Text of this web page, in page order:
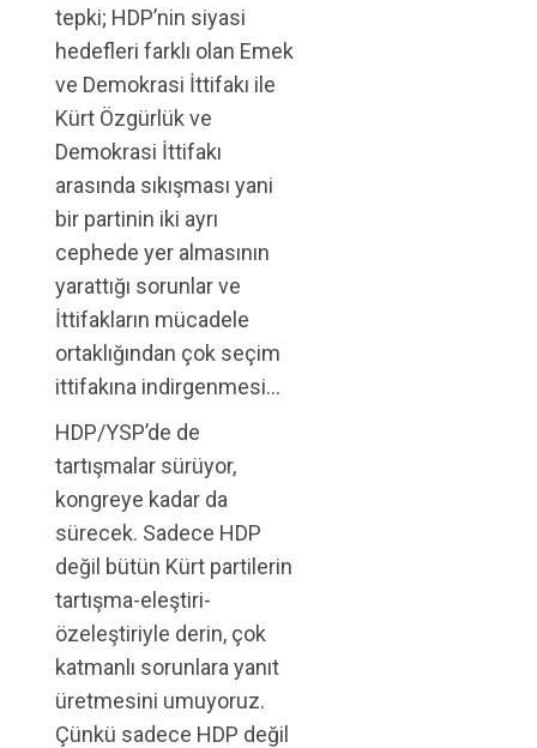
tepki; HDP’nin siyasi
hedefleri farklı olan Emek
ve Demokrasi İttifakı ile
Kürt Özgürlük ve
Demokrasi İttifakı
arasında sıkışması yani
bir partinin iki ayrı
cephede yer almasının
yarattığı sorunlar ve
İttifakların mücadele
ortaklığından çok seçim
ittifakına indirgenmesi…
HDP/YSP’de de
tartışmalar sürüyor,
kongreye kadar da
sürecek. Sadece HDP
değil bütün Kürt partilerin
tartışma-eleştiri-
özeleştiriyle derin, çok
katmanlı sorunlara yanıt
üretmesini umuyoruz.
Çünkü sadece HDP değil